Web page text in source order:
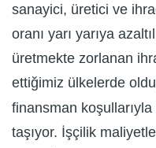
sanayici, üretici ve
oranı yarı yarıya
üretmekte zorlanan
ettiğimiz ülkelerde
finansman
taşıyor. İşçilik